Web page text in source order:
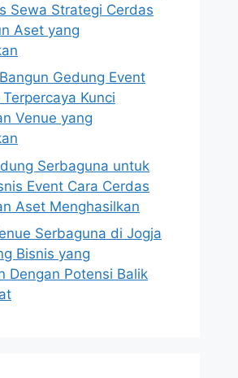
Sewa Strategi Cerdas
Aset yang
Gedung Event
Kunci
Venue yang
Serbaguna untuk
Event Cara Cerdas
Aset Menghasilkan
Serbaguna di Jogja
Bisnis yang
Dengan Potensi Balik